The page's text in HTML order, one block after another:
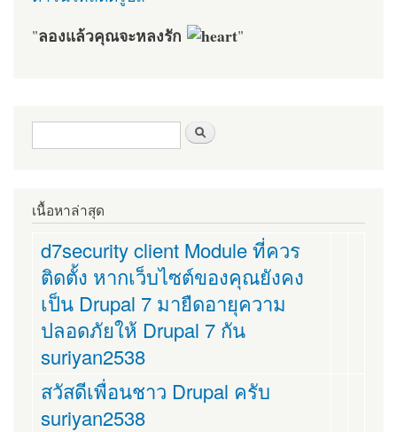
"ลองแล้วคุณจะหลงรัก "
ฟอร์มค้นหา
เนื้อหาล่าสุด
d7security client Module ที่ควร
ติดตั้ง หากเว็บไซต์ของคุณยังคง
เป็น Drupal 7 มายืดอายุความ
ปลอดภัยให้ Drupal 7 กัน
suriyan2538
สวัสดีเพื่อนชาว Drupal ครับ
suriyan2538